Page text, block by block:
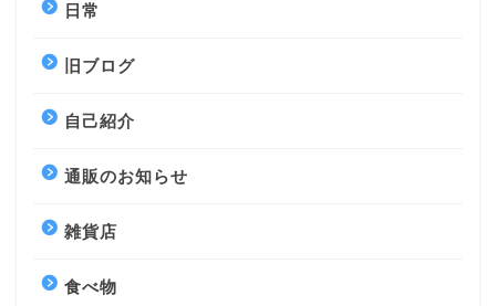
日常
旧ブログ
自己紹介
通販のお知らせ
雑貨店
食べ物